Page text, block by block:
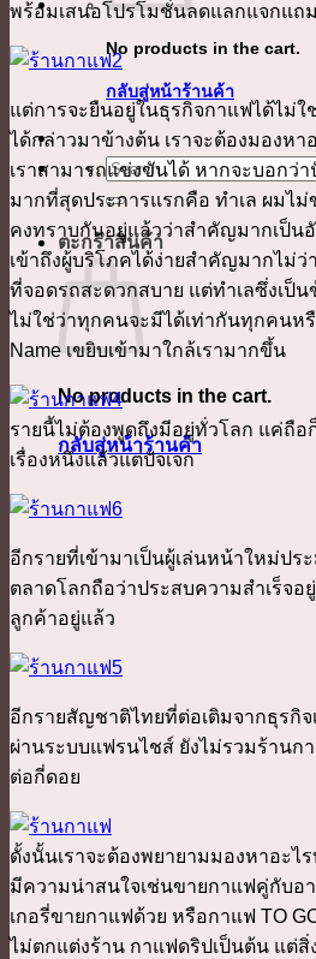
No products in the cart.
กลับสู่หน้าร้านค้า
ค้นหา:
ตะกร้าสินค้า
No products in the cart.
กลับสู่หน้าร้านค้า
พร้อมเสนอโปรโมชั่นลดแลกแจกแถ
แต่การจะยืนอยู่ในธุรกิจกาแฟได้ไม่ใ
ได้กล่าวมาข้างต้น เราจะต้องมองหา
เราสามารถแข่งขันได้ หากจะบอกว่
มากที่สุดประการแรกคือ ทำเล ผมไม่
คงทราบกันอยู่แล้วว่าสำคัญมากเป็น
เข้าถึงผู้บริโภคได้ง่ายสำคัญมากไม่
ที่จอดรถสะดวกสบาย แต่ทำเลซึ่งเป็
ไม่ใช่ว่าทุกคนจะมีได้เท่ากันทุกคนห
Name เขยิบเข้ามาใกล้เรามากขึ้น
รายนี้ไม่ต้องพูดถึงมีอยู่ทั่วโลก แค่ถื
เรื่องหนึ่งแล้วแต่ปัจเจก
อีกรายที่เข้ามาเป็นผู้เล่นหน้าใหม่ป
ตลาดโลกถือว่าประสบความสำเร็จอ
ลูกค้าอยู่แล้ว
อีกรายสัญชาติไทยที่ต่อเติมจากธุรกิจ
ผ่านระบบแฟรนไชส์ ยังไม่รวมร้านก
ต่อกี่ดอย
ดั้งนั้นเราจะต้องพยายามมองหาอะไร
มีความน่าสนใจเช่นขายกาแฟคู่กับอา
เกอรี่ขายกาแฟด้วย หรือกาแฟ TO
ไม่ตกแต่งร้าน กาแฟดริปเป็นต้น แต่